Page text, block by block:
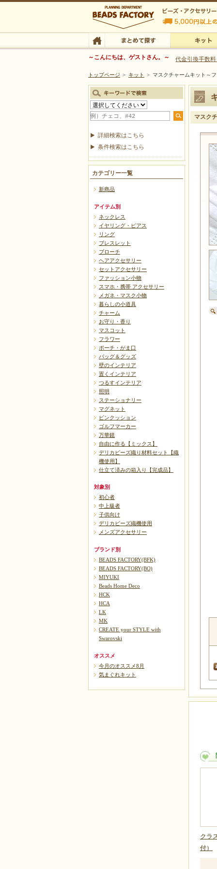
ビーズファクトリー ビーズ・パーツ・金具など
ビーズ・アクセサリ
ビーズ・アクセサリーの専門店 ビーズファクト
TOP まとめて探す
～こんにちは、ゲストさん。～ 代金引換手数
トップページ > キット > マスクチャームキット～
マスク
クラ
付）
詳細検索はこちら
条件検索はこちら
カテゴリー一覧
新商品
アイテム別
ネックレス
イヤリング・ピアス
リング
ブレスレット
ブローチ
ヘアアクセサリー
セットアクセサリー
ファッション小物
スマホ・携帯 アクセサリー
メガネ・マスク小物
暮らしの小道具
チャーム
お守り・香り
マスコット
フラワー
ポーチ・がま口
バッグ＆グッズ
壁のインテリア
置くインテリア
つるすインテリア
照明
ステーショナリー
マグネット
ピンクッション
ゴルフマーカー
万華鏡
自由に作る【ミックス】
デリカビーズ織り材料セット【織
機使用】
仕立て済みの箱入り【完成品】
対象別
初心者
中上級者
子供向け
デリカビーズ織機使用
メンズアクセサリー
ブランド別
BEADS FACTORY(BFK)
BEADS FACTORY(BO)
MIYUKI
Beads Home Deco
HCK
HCA
LK
MK
CREATE your STYLE with
Swarovski
オススメ
今月のオススメ8月
気まぐれキット